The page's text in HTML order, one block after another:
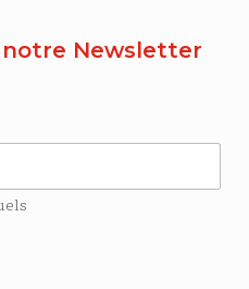
notre Newsletter